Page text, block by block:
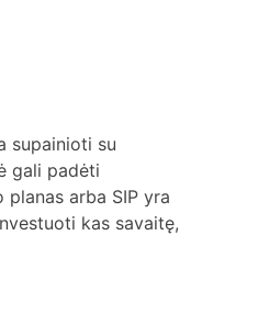
supainioti su
gali padėti
arba SIP yra
kas savaitę,